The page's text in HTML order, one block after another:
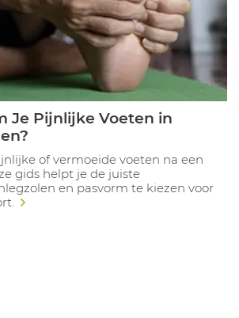
Je Pijnlijke Voeten in
of vermoeide voeten na een
gids helpt je de juiste
en pasvorm te kiezen voor